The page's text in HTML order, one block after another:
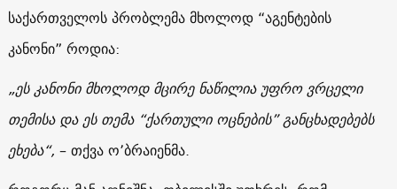
საქართველოს პრობლემა მხოლოდ “აგენტების
კანონი” როდია:
„ეს კანონი მხოლოდ მცირე ნაწილია უფრო ვრცელი
თემისა და ეს თემა “ქართული ოცნების” განცხადებებს
ეხება“, – თქვა ო’ბრაიენმა.